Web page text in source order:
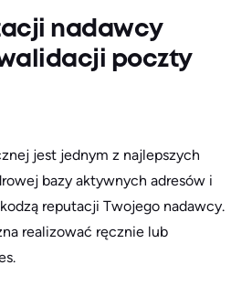
nadawcy
poczty
jest jednym z najlepszych
bazy aktywnych adresów i
reputacji Twojego nadawcy.
realizować ręcznie lub